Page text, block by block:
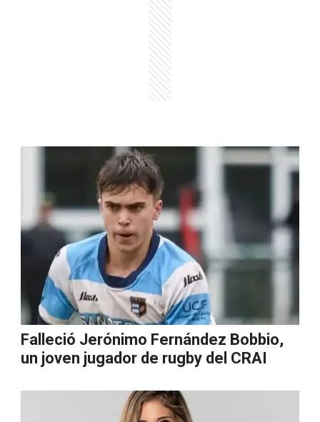
Falleció Jerónimo Fernández Bobbio,
un joven jugador de rugby del CRAI